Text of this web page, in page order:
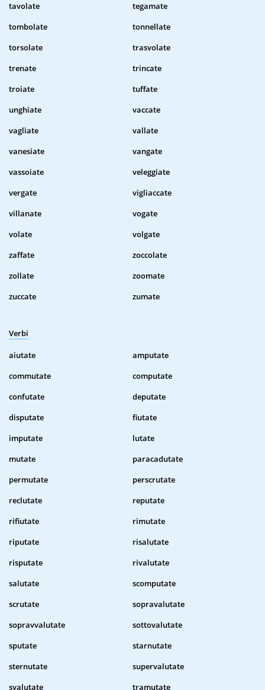
tavolate
tegamate
tombolate
tonnellate
torsolate
trasvolate
trenate
trincate
troiate
tuffate
unghiate
vaccate
vagliate
vallate
vanesiate
vangate
vassoiate
veleggiate
vergate
vigliaccate
villanate
vogate
volate
volgate
zaffate
zoccolate
zollate
zoomate
zuccate
zumate
Verbi
aiutate
amputate
commutate
computate
confutate
deputate
disputate
fiutate
imputate
lutate
mutate
paracadutate
permutate
perscrutate
reclutate
reputate
rifiutate
rimutate
riputate
risalutate
risputate
rivalutate
salutate
scomputate
scrutate
sopravalutate
sopravvalutate
sottovalutate
sputate
starnutate
sternutate
supervalutate
svalutate
tramutate